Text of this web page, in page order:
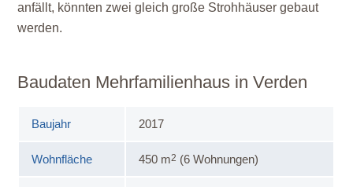
anfällt, könnten zwei gleich große Strohhäuser gebaut
werden.
Baudaten Mehrfamilienhaus in Verden
Baujahr 2017
Wohnfläche 450 m2 (6 Wohnungen)